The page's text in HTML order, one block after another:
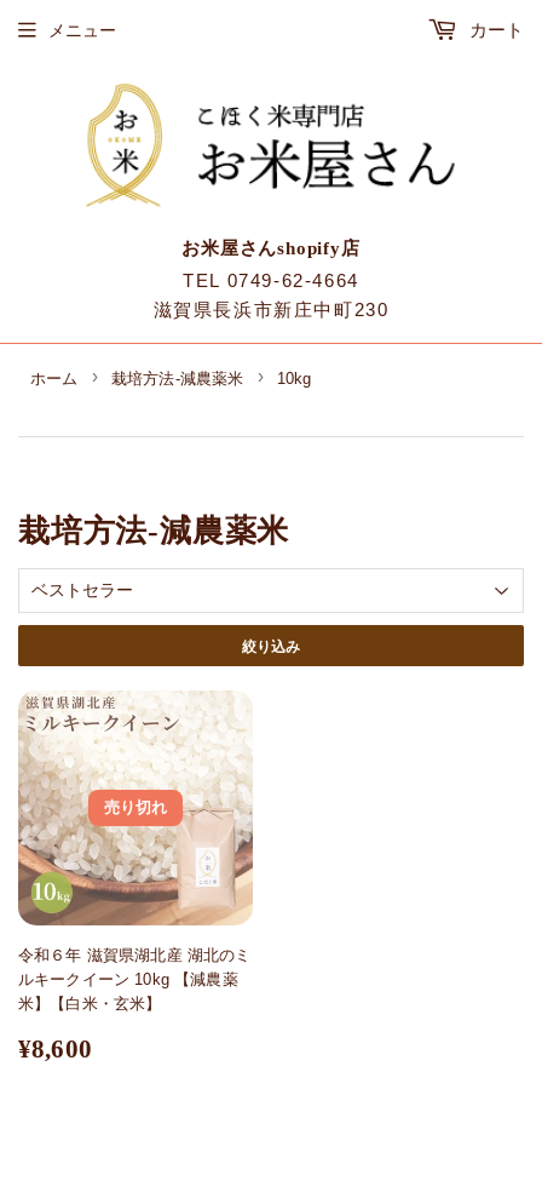
お米屋さんshopify店
TEL 0749-62-4664
滋賀県長浜市新庄中町230
メニュー カート
ホーム › 栽培方法-減農薬米 › 10kg
栽培方法-減農薬米
絞り込み
売り切れ
令和６年 滋賀県湖北産 湖北のミ
ルキークイーン 10kg 【減農薬
米】【白米・玄米】
通
¥8,600